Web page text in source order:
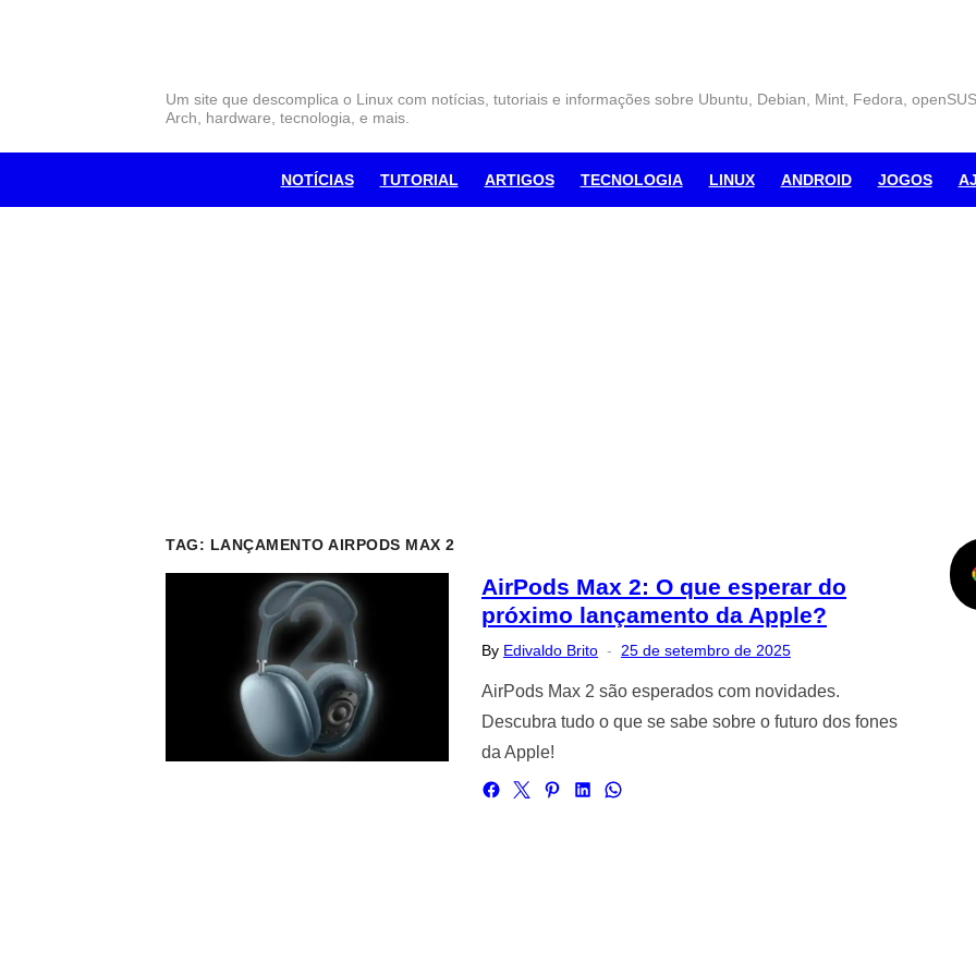
Um site que descomplica o Linux com notícias, tutoriais e informações sobre Ubuntu, Debian, Mint, Fedora,
Arch, hardware, tecnologia, e mais.
NOTÍCIAS TUTORIAL ARTIGOS TECNOLOGIA LINUX ANDROID JOGOS
TAG: LANÇAMENTO AIRPODS MAX 2
AirPods Max 2: O que esperar do
próximo lançamento da Apple?
By Edivaldo Brito
Posted
25 de setembro de 2025
AirPods Max 2 são esperados com novidades.
Descubra tudo o que se sabe sobre o futuro dos fones
da Apple!